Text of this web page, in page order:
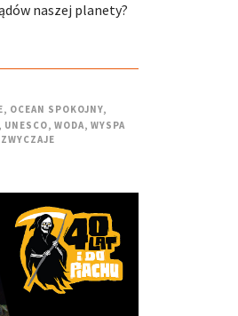
naszej planety?
, OCEAN SPOKOJNY,
UNESCO, WODA, WYSPA
ZWYCZAJE